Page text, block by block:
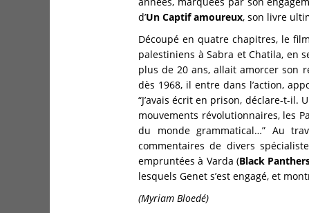
d’Un Captif amoureux, son livre
Découpé en quatre chapitres, le
palestiniens à Sabra et Chatila, en
plus de 20 ans, allait amorcer son
dès 1968, il entre dans l’action,
“J’avais écrit en prison, déclare-t-il.
mouvements révolutionnaires, les
du monde grammatical…” Au
commentaires de divers
empruntées à Varda (Black
lesquels Genet s’est engagé, et
(Myriam Bloedé)